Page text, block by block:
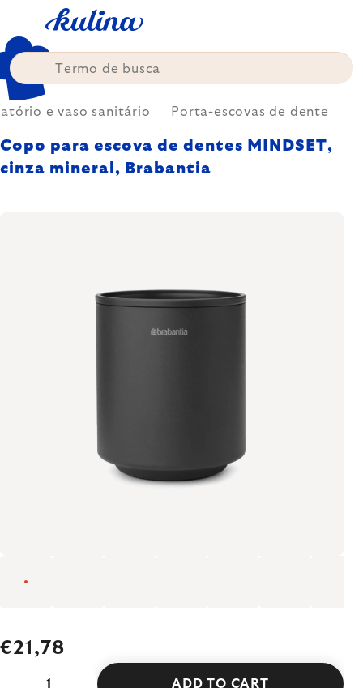
content
e vaso sanitário Porta-escovas de dente
Copo para escova de dentes MINDSET,
cinza mineral, Brabantia
€21,78
ADD TO CART